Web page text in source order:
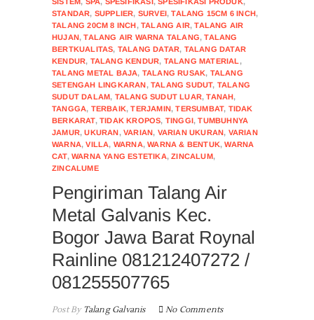
STANDAR, SUPPLIER, SURVEI,TALANG 15CM 6 INCH,
TALANG 20CM 8 INCH,TALANG AIR,TALANG AIR
HUJAN,TALANG AIR WARNA TALANG,TALANG
BERTKUALITAS, TALANG DATAR, TALANG DATAR
KENDUR, TALANG KENDUR, TALANG MATERIAL ,
TALANG METAL BAJA, TALANG RUSAK, TALANG
SETENGAH LINGKARAN,TALANG SUDUT, TALANG
SUDUT DALAM, TALANG SUDUT LUAR,TANAH,
TANGGA, TERBAIK,TERJAMIN,TERSUMBAT, TIDAK
BERKARAT,TIDAK KROPOS, TINGGI,TUMBUHNYA
JAMUR,UKURAN,VARIAN, VARIAN UKURAN, VARIAN
WARNA,VILLA, WARNA,WARNA & BENTUK,WARNA
CAT,WARNA YANG ESTETIKA,ZINCALUM,
ZINCALUME
Pengiriman Talang Air
Metal Galvanis Kec.
Bogor Jawa Barat Roynal
Rainline 081212407272 /
081255507765
Post ByTalang Galvanis No Comments